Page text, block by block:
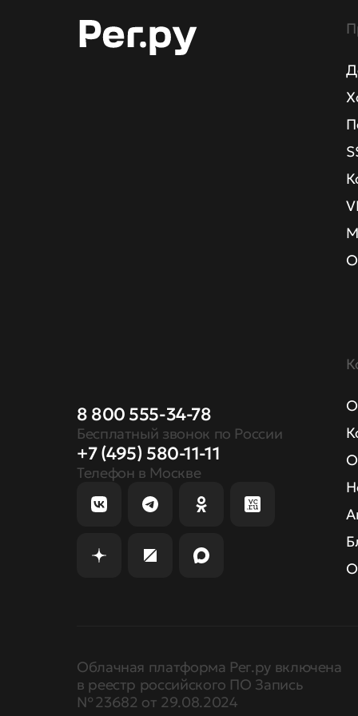
8 800 555-34-78
Бесплатный звонок по России
+7 (495) 580-11-11
Телефон в Москве
Облачная платформа Рег.ру включена
в реестр российского ПО Запись
№ 23682 от 29.08.2024